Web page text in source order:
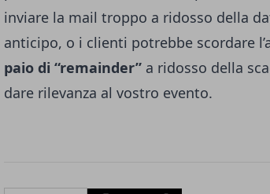
inviare la mail troppo a ridosso della
anticipo, o i clienti potrebbe scordare
paio di “remainder” a ridosso della
dare rilevanza al vostro evento.